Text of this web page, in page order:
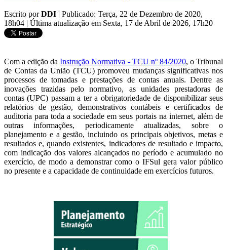
Escrito porDDI | Publicado: Terça, 22 de Dezembro de 2020,
18h04 | Última atualização em Sexta, 17 de Abril de 2026, 17h20
Com a edição daInstrução Normativa - TCU nº 84/2020, o Tribunal
de Contas da União (TCU) promoveu mudanças significativas nos
processos de tomadas e prestações de contas anuais. Dentre as
inovações trazidas pelo normativo, as unidades prestadoras de
contas (UPC) passam a ter a obrigatoriedade de disponibilizar seus
relatórios de gestão, demonstrativos contábeis e certificados de
auditoria para toda a sociedade em seus portais na internet, além de
outras informações, periodicamente atualizadas, sobre o
planejamento e a gestão, incluindo os principais objetivos, metas e
resultados e, quando existentes, indicadores de resultado e impacto,
com indicação dos valores alcançados no período e acumulado no
exercício, de modo a demonstrar como o IFSul gera valor público
no presente e a capacidade de continuidade em exercícios futuros.